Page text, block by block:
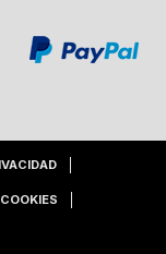
COOKIES